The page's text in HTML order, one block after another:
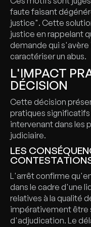
faute faisant
justice". Cette
justice en rappelant
demande qui s'avère
caractériser un abus.
L'IMPACT
DÉCISION
Cette décision
pratiques
intervenant dans les
judiciaire.
LES
L'arrêt confirme
dans le cadre d'une
relatives à la qualité
impérativement être
d'adjudication. Le